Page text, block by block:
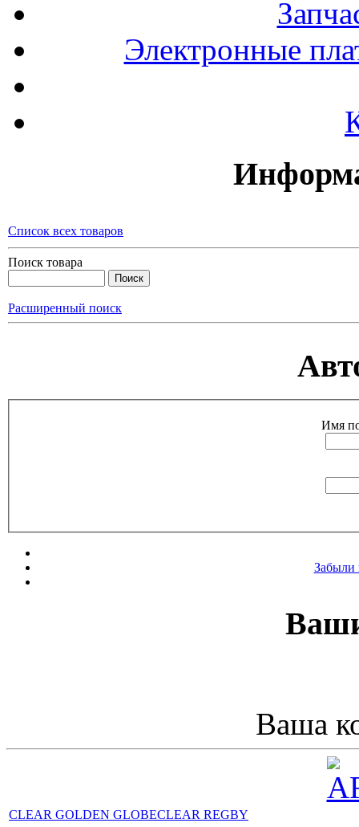
Электронные
Список всех товаров
Поиск товара
Расширенный поиск
Имя
Забыли
Ваша
CLEAR GOLDEN GLOBECLEAR REGBY